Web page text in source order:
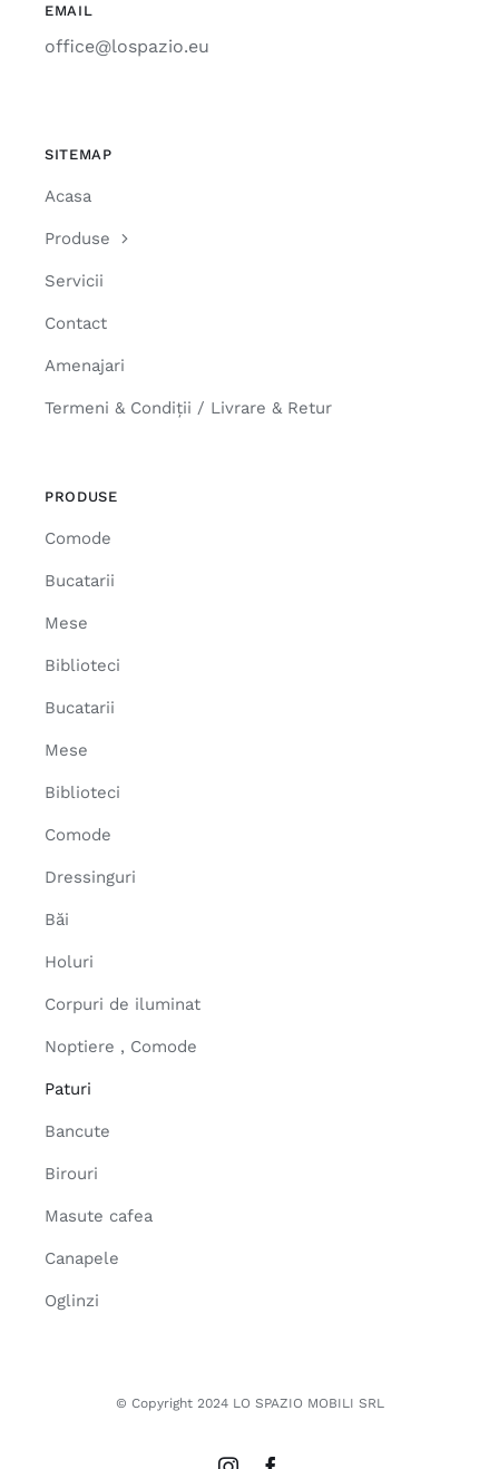
EMAIL
office@lospazio.eu
SITEMAP
Acasa
Produse
Servicii
Contact
Amenajari
Termeni & Condiții / Livrare & Retur
PRODUSE
Comode
Bucatarii
Mese
Biblioteci
Bucatarii
Mese
Biblioteci
Comode
Dressinguri
Băi
Holuri
Corpuri de iluminat
Noptiere , Comode
Paturi
Bancute
Birouri
Masute cafea
Canapele
Oglinzi
© Copyright 2024 LO SPAZIO MOBILI SRL